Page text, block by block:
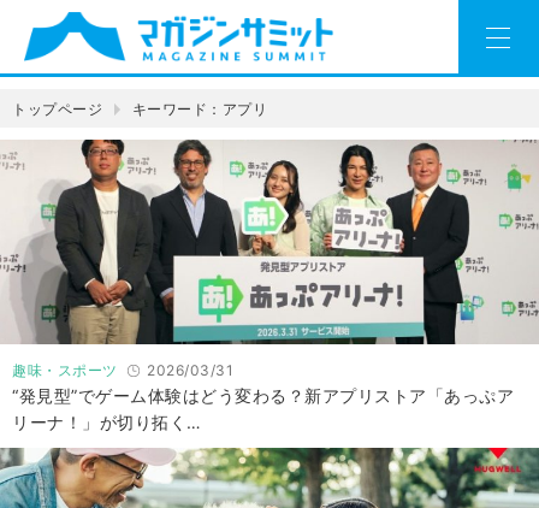
トップページ キーワード：アプリ
趣味・スポーツ 2026/03/31
“発見型”でゲーム体験はどう変わる？新アプリストア「あっぷア
リーナ！」が切り拓く…